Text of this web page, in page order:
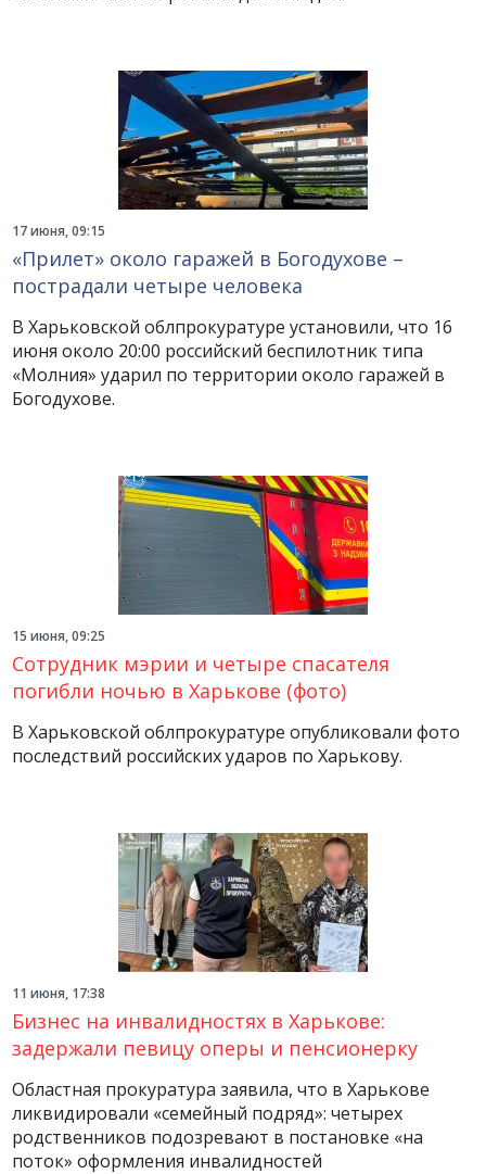
17 июня, 09:15
«Прилет» около гаражей в Богодухове –
пострадали четыре человека
В Харьковской облпрокуратуре установили, что 16
июня около 20:00 российский беспилотник типа
«Молния» ударил по территории около гаражей в
Богодухове.
15 июня, 09:25
Сотрудник мэрии и четыре спасателя
погибли ночью в Харькове (фото)
В Харьковской облпрокуратуре опубликовали фото
последствий российских ударов по Харькову.
11 июня, 17:38
Бизнес на инвалидностях в Харькове:
задержали певицу оперы и пенсионерку
Областная прокуратура заявила, что в Харькове
ликвидировали «семейный подряд»: четырех
родственников подозревают в постановке «на
поток» оформления инвалидностей